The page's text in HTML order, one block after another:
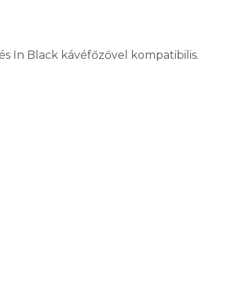
In Black kávéfőzővel kompatibilis.